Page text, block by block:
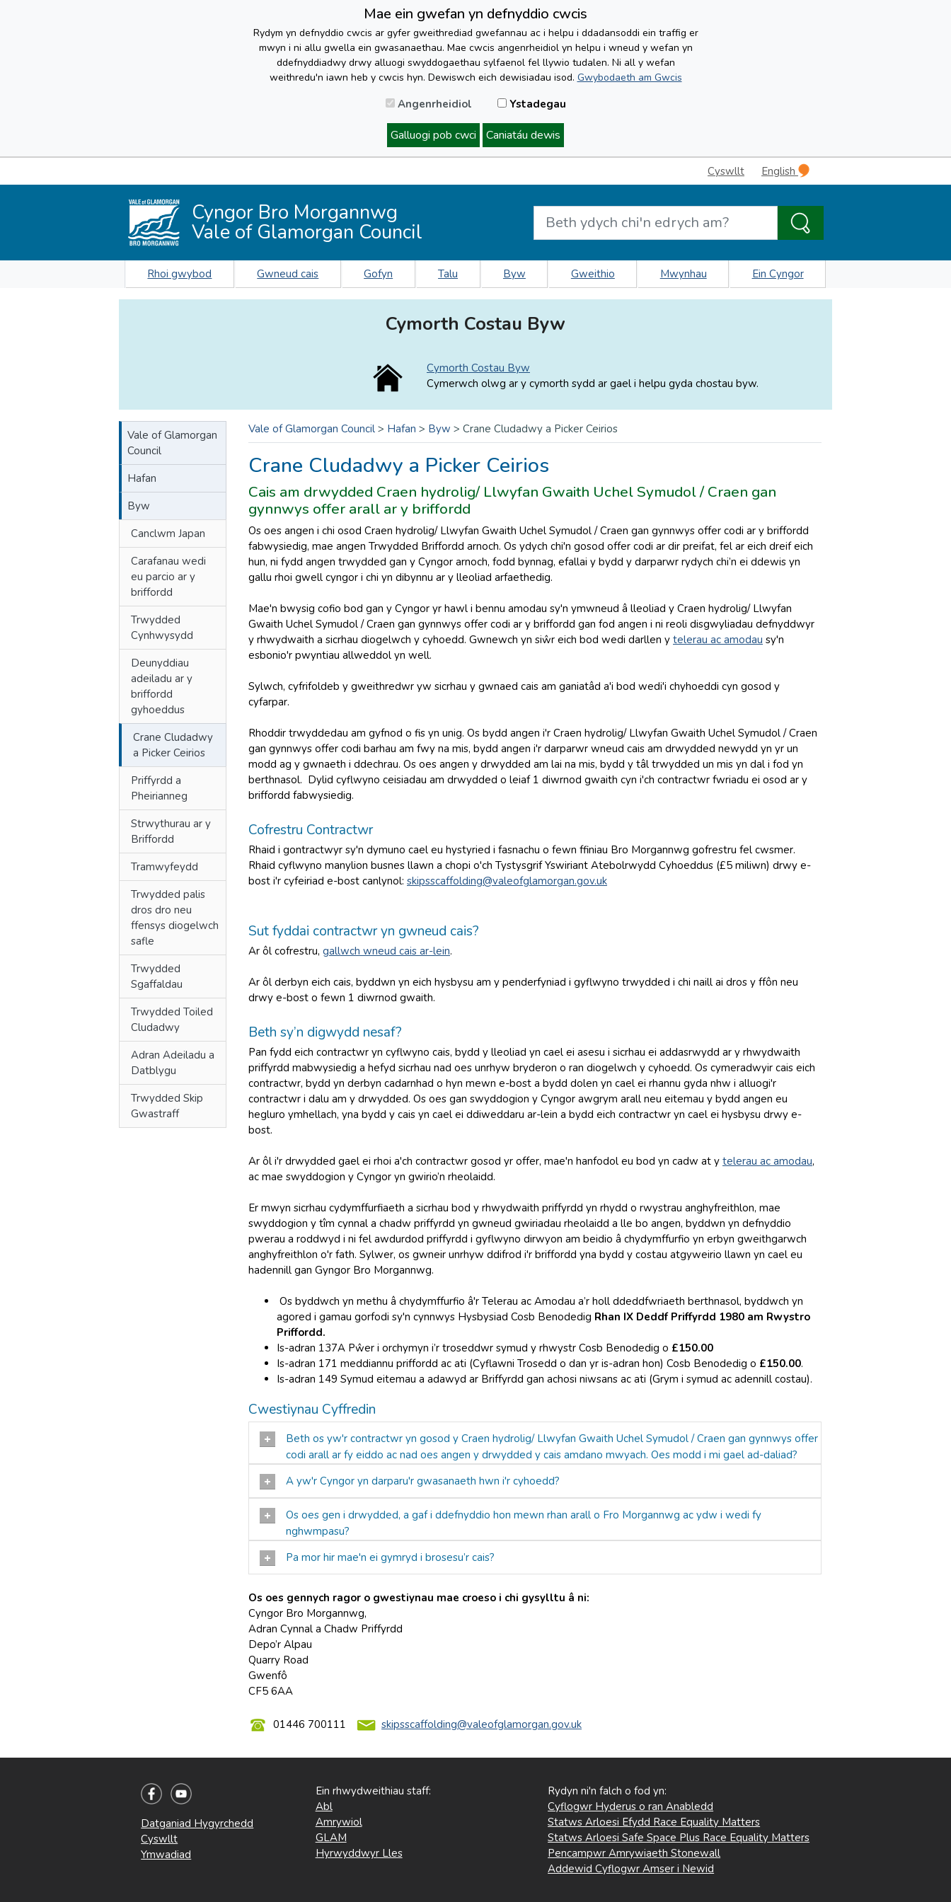
Mae ein gwefan yn defnyddio cwcis
Rydym yn defnyddio cwcis ar gyfer gweithrediad gwefannau ac i helpu i ddadansoddi ein traffig er
mwyn i ni allu gwella ein gwasanaethau. Mae cwcis angenrheidiol yn helpu i wneud y wefan yn
ddefnyddiadwy drwy alluogi swyddogaethau sylfaenol fel llywio tudalen. Ni all y wefan
weithredu'n iawn heb y cwcis hyn. Dewiswch eich dewisiadau isod. Gwybodaeth am Gwcis
Angenrheidiol Ystadegau
Galluogi pob cwci Caniatáu dewis
Cyswllt English
Cyngor Bro Morgannwg
Vale of Glamorgan Council
Rhoi gwybod Gwneud cais Gofyn Talu Byw Gweithio Mwynhau Ein Cyngor
Cymorth Costau Byw
Cymorth Costau Byw
Cymerwch olwg ar y cymorth sydd ar gael i helpu gyda chostau byw.
Vale of Glamorgan
Council
Hafan
Byw
Canclwm Japan
Carafanau wedi
eu parcio ar y
briffordd
Trwydded
Cynhwysydd
Deunyddiau
adeiladu ar y
briffordd
gyhoeddus
Crane Cludadwy
a Picker Ceirios
Priffyrdd a
Pheirianneg
Strwythurau ar y
Briffordd
Tramwyfeydd
Trwydded palis
dros dro neu
ffensys diogelwch
safle
Trwydded
Sgaffaldau
Trwydded Toiled
Cludadwy
Adran Adeiladu a
Datblygu
Trwydded Skip
Gwastraff
Vale of Glamorgan Council > Hafan > Byw > Crane Cludadwy a Picker Ceirios
Crane Cludadwy a Picker Ceirios
Cais am drwydded Craen hydrolig/ Llwyfan Gwaith Uchel Symudol / Craen gan
gynnwys offer arall ar y briffordd
Os oes angen i chi osod Craen hydrolig/ Llwyfan Gwaith Uchel Symudol / Craen gan gynnwys offer codi ar y briffordd
fabwysiedig, mae angen Trwydded Briffordd arnoch. Os ydych chi'n gosod offer codi ar dir preifat, fel ar eich dreif eich
hun, ni fydd angen trwydded gan y Cyngor arnoch, fodd bynnag, efallai y bydd y darparwr rydych chi’n ei ddewis yn
gallu rhoi gwell cyngor i chi yn dibynnu ar y lleoliad arfaethedig.
Mae'n bwysig cofio bod gan y Cyngor yr hawl i bennu amodau sy'n ymwneud â lleoliad y Craen hydrolig/ Llwyfan
Gwaith Uchel Symudol / Craen gan gynnwys offer codi ar y briffordd gan fod angen i ni reoli disgwyliadau defnyddwyr
y rhwydwaith a sicrhau diogelwch y cyhoedd. Gwnewch yn siŵr eich bod wedi darllen y telerau ac amodau sy'n
esbonio'r pwyntiau allweddol yn well.
Sylwch, cyfrifoldeb y gweithredwr yw sicrhau y gwnaed cais am ganiatâd a'i bod wedi'i chyhoeddi cyn gosod y
cyfarpar.
Rhoddir trwyddedau am gyfnod o fis yn unig. Os bydd angen i'r Craen hydrolig/ Llwyfan Gwaith Uchel Symudol / Craen
gan gynnwys offer codi barhau am fwy na mis, bydd angen i'r darparwr wneud cais am drwydded newydd yn yr un
modd ag y gwnaeth i ddechrau. Os oes angen y drwydded am lai na mis, bydd y tâl trwydded un mis yn dal i fod yn
berthnasol. Dylid cyflwyno ceisiadau am drwydded o leiaf 1 diwrnod gwaith cyn i'ch contractwr fwriadu ei osod ar y
briffordd fabwysiedig.
Cofrestru Contractwr
Rhaid i gontractwyr sy'n dymuno cael eu hystyried i fasnachu o fewn ffiniau Bro Morgannwg gofrestru fel cwsmer.
Rhaid cyflwyno manylion busnes llawn a chopi o'ch Tystysgrif Yswiriant Atebolrwydd Cyhoeddus (£5 miliwn) drwy e-
bost i'r cyfeiriad e-bost canlynol: skipsscaffolding@valeofglamorgan.gov.uk​​​​
Sut fyddai contractwr yn gwneud cais?
Ar ôl cofrestru, gallwch wneud cais ar-lein.
Ar ôl derbyn eich cais, byddwn yn eich hysbysu am y penderfyniad i gyflwyno trwydded i chi naill ai dros y ffôn neu
drwy e-bost o fewn 1 diwrnod gwaith.
Beth sy’n digwydd nesaf?
Pan fydd eich contractwr yn cyflwyno cais, bydd y lleoliad yn cael ei asesu i sicrhau ei addasrwydd ar y rhwydwaith
priffyrdd mabwysiedig a hefyd sicrhau nad oes unrhyw bryderon o ran diogelwch y cyhoedd. Os cymeradwyir cais eich
contractwr, bydd yn derbyn cadarnhad o hyn mewn e-bost a bydd dolen yn cael ei rhannu gyda nhw i alluogi'r
contractwr i dalu am y drwydded. Os oes gan swyddogion y Cyngor awgrym arall neu eitemau y bydd angen eu
hegluro ymhellach, yna bydd y cais yn cael ei ddiweddaru ar-lein a bydd eich contractwr yn cael ei hysbysu drwy e-
bost.
Ar ôl i'r drwydded gael ei rhoi a'ch contractwr gosod yr offer, mae'n hanfodol eu bod yn cadw at y telerau ac amodau,
ac mae swyddogion y Cyngor yn gwirio’n rheolaidd.
Er mwyn sicrhau cydymffurfiaeth a sicrhau bod y rhwydwaith priffyrdd yn rhydd o rwystrau anghyfreithlon, mae
swyddogion y tîm cynnal a chadw priffyrdd yn gwneud gwiriadau rheolaidd a lle bo angen, byddwn yn defnyddio
pwerau a roddwyd i ni fel awdurdod priffyrdd i gyflwyno dirwyon am beidio â chydymffurfio yn erbyn gweithgarwch
anghyfreithlon o'r fath. Sylwer, os gwneir unrhyw ddifrod i'r briffordd yna bydd y costau atgyweirio llawn yn cael eu
hadennill gan Gyngor Bro Morgannwg.
Os byddwch yn methu â chydymffurfio â'r Telerau ac Amodau a’r holl ddeddfwriaeth berthnasol, byddwch yn
agored i gamau gorfodi sy'n cynnwys Hysbysiad Cosb Benodedig Rhan IX Deddf Priffyrdd 1980 am Rwystro
Priffordd.
Is-adran 137A Pŵer i orchymyn i’r troseddwr symud y rhwystr Cosb Benodedig o £150.00
Is-adran 171 meddiannu priffordd ac ati (Cyflawni Trosedd o dan yr is-adran hon) Cosb Benodedig o £150.00.
Is-adran 149 Symud eitemau a adawyd ar Briffyrdd gan achosi niwsans ac ati (Grym i symud ac adennill costau).
Cwestiynau Cyffredin
Beth os yw'r contractwr yn gosod y Craen hydrolig/ Llwyfan Gwaith Uchel Symudol / Craen gan gynnwys offer
codi arall ar fy eiddo ac nad oes angen y drwydded y cais amdano mwyach. Oes modd i mi gael ad-daliad?
A yw'r Cyngor yn darparu'r gwasanaeth hwn i'r cyhoedd?
Os oes gen i drwydded, a gaf i ddefnyddio hon mewn rhan arall o Fro Morgannwg ac ydw i wedi fy
nghwmpasu?
Pa mor hir mae'n ei gymryd i brosesu’r cais?
Os oes gennych ragor o gwestiynau mae croeso i chi gysylltu â ni:
Cyngor Bro Morgannwg,
Adran Cynnal a Chadw Priffyrdd
Depo’r Alpau
Quarry Road
Gwenfô
CF5 6AA
01446 700111 skipsscaffolding@valeofglamorgan.gov.uk
Datganiad Hygyrchedd
Cyswllt
Ymwadiad
Ein rhwydweithiau staff:
Abl
Amrywiol
GLAM
Hyrwyddwyr Lles
Rydyn ni'n falch o fod yn:
Cyflogwr Hyderus o ran Anabledd
Statws Arloesi Efydd Race Equality Matters
Statws Arloesi Safe Space Plus Race Equality Matters
Pencampwr Amrywiaeth Stonewall
Addewid Cyflogwr Amser i Newid